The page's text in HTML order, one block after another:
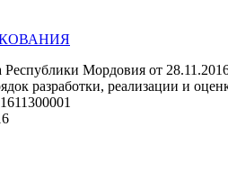
Республики Мордовия от
разработки, реализации и